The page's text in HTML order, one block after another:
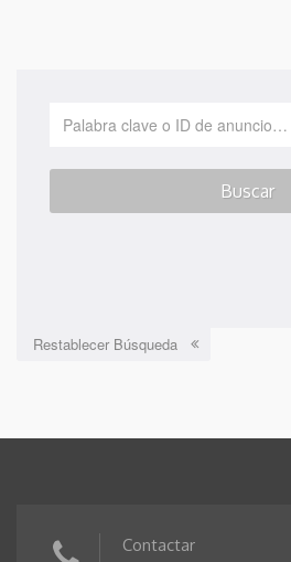
Restablecer Búsqueda
Contactar